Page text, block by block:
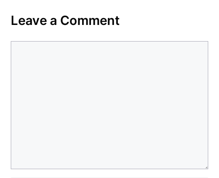
Leave a Comment